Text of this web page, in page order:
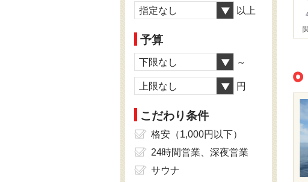
指定なし 以上
予算
下限なし ～
上限なし 円
こだわり条件
格安（1,000円以下）
24時間営業、深夜営業
サウナ